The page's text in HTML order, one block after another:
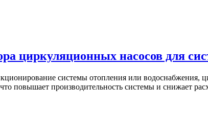
циркуляционных насосов для
системы отопления или водоснабжения,
повышает производительность системы и снижает